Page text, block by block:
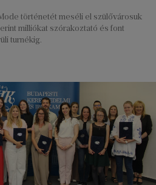
történetét meséli el szülővárosuk
milliókat szórakoztató és font
turnékig.